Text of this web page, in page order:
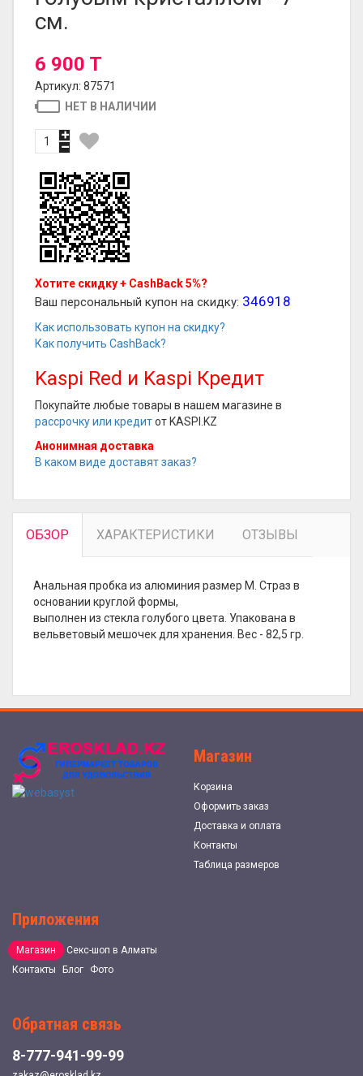
см.
6 900 T
Артикул: 87571
НЕТ В НАЛИЧИИ
Хотите скидку + CashBack 5%?
Ваш персональный купон на скидку: 346918
Как использовать купон на скидку?
Как получить CashBack?
Kaspi Red и Kaspi Кредит
Покупайте любые товары в нашем магазине в
рассрочку или кредитот KASPI.KZ
Анонимная доставка
В каком виде доставят заказ?
ОБЗОР ХАРАКТЕРИСТИКИ ОТЗЫВЫ
Анальная пробка из алюминия размер M. Страз в
основании круглой формы,
выполнен из стекла голубого цвета. Упакована в
вельветовый мешочек для хранения. Вес - 82,5 гр.
Магазин
Корзина
Оформить заказ
Доставка и оплата
Контакты
Таблица размеров
Приложения
Магазин
Секс-шоп в Алматы
Контакты
Блог Фото
Обратная связь
8-777-941-99-99